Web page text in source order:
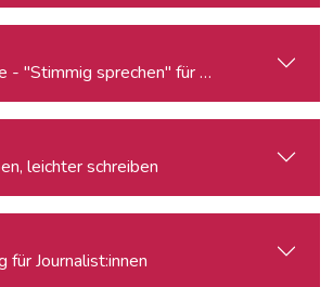
- "Stimmig sprechen" für Podcast,
leichter schreiben
für Journalist:innen